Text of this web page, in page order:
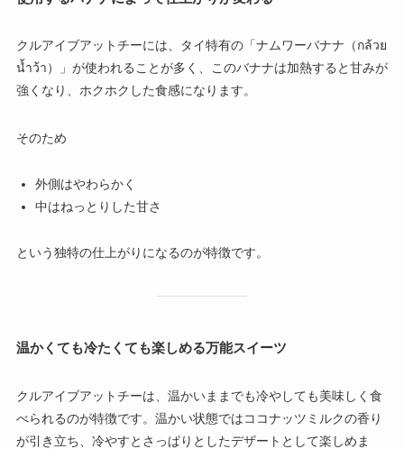
クルアイブアットチーには、タイ特有の「ナムワーバナナ（กล้วย
น้ำว้า）」が使われることが多く、このバナナは加熱すると甘みが
強くなり、ホクホクした食感になります。
そのため
外側はやわらかく
中はねっとりした甘さ
という独特の仕上がりになるのが特徴です。
温かくても冷たくても楽しめる万能スイーツ
クルアイブアットチーは、温かいままでも冷やしても美味しく食
べられるのが特徴です。温かい状態ではココナッツミルクの香り
が引き立ち、冷やすとさっぱりとしたデザートとして楽しめま